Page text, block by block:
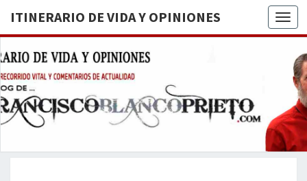
ITINERARIO DE VIDA Y OPINIONES
DE
BREVE
RECORRIDO
VITAL Y
ACTUALIDAD